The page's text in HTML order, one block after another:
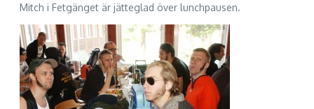
Mitch i Fetgänget är jätteglad över lunchpausen.